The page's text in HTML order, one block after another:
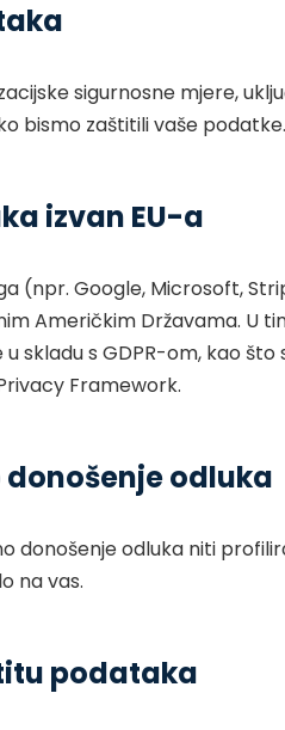
sigurnosne mjere,
bismo zaštitili vaše podatke.
izvan EU-a
(npr. Google, Microsoft,
Američkim Državama. U
skladu s GDPR-om, kao
Framework.
odluka
donošenje odluka niti
na vas.
podataka